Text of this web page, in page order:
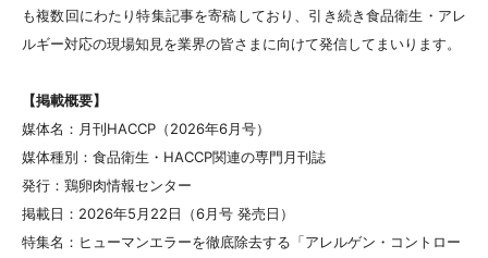
も複数回にわたり特集記事を寄稿しており、引き続き食品衛生・アレ
ルギー対応の現場知見を業界の皆さまに向けて発信してまいります。
【掲載概要】
媒体名：月刊HACCP（2026年6月号）
媒体種別：食品衛生・HACCP関連の専門月刊誌
発行：鶏卵肉情報センター
掲載日：2026年5月22日（6月号 発売日）
特集名：ヒューマンエラーを徹底除去する「アレルゲン・コントロー